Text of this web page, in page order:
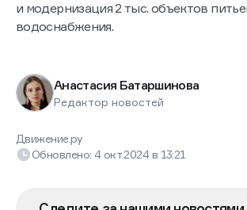
и модернизация 2 тыс. объектов
водоснабжения.
Анастасия Батаршинова
Редактор новостей
Движение.ру
Обновлено: 4 окт 2024в 13:21